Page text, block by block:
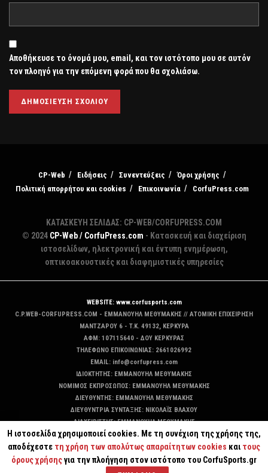
Αποθήκευσε το όνομά μου, email, και τον ιστότοπο μου σε αυτόν
τον πλοηγό για την επόμενη φορά που θα σχολιάσω.
CP-Web Ειδήσεις Συνεντεύξεις
Όροι χρήσης
Πολιτική απορρήτου και cookies
Επικοινωνία CorfuPress.com
ΚΑΤΑΣΚΕΥΗ ΣΕΛΙΔΑΣ: CP-WEB/CORFUPRESS.COM
© 2024 CP-Web / CorfuPress.com - Κατασκευή και διαχείριση
ιστοσελίδων, ηλεκτρονική και έντυπη ενημέρωση,
οπτικοακουστικές και διαφημιστικές υπηρεσίες
WEBSITE: www.corfusports.com
C.P.WEB-CORFUPRESS.COM - ΕΜΜΑΝΟΥΗΛ ΜΕΘΥΜΑΚΗΣ // ΑΤΟΜΙΚΗ ΕΠΙΧΕΙΡΗΣΗ
MANTZAΡΟΥ 6 - T.K. 49132, ΚΕΡΚΥΡΑ
ΑΦΜ: 107115640 - ΔΟΥ ΚΕΡΚΥΡΑΣ
ΤΗΛΕΦΩΝΟ ΕΠΙΚΟΙΝΩΝΙΑΣ: 2661026992
EMAIL: info@corfupress.com
ΙΔΙΟΚΤΗΤΗΣ: EMMANOYΗΛ ΜΕΘΥΜΑΚΗΣ
ΝΟΜΙΜΟΣ ΕΚΠΡΟΣΩΠΟΣ: EMMANOYΗΛ ΜΕΘΥΜΑΚΗΣ
ΔΙΕΥΘΥΝΤΗΣ: EMMANOYΗΛ ΜΕΘΥΜΑΚΗΣ
ΔΙΕΥΘΥΝΤΡΙΑ ΣΥΝΤΑΞΗΣ: ΝΙΚΟΛΑΪΣ ΒΛΑΧΟΥ
ΔΙΑΧΕΙΡΙΣΤΗΣ: EMMANOYΗΛ ΜΕΘΥΜΑΚΗΣ
ΔΙΚΑΙΟΥΧΟΣ DOMAIN: ΕΜΜΑΝΟΥΗΛ ΜΕΘΥΜΑΚΗΣ
Η ιστοσελίδα χρησιμοποιεί cookies. Με τη συνέχιση της χρήσης της,
αποδέχεστε τη χρήση των απολύτως απαραίτητων cookies και τους
όρους χρήσηςγια την πλοήγηση στον ιστότοπο του CorfuSports.gr